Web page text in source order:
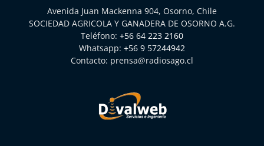
Avenida Juan Mackenna 904, Osorno, Chile
SOCIEDAD AGRICOLA Y GANADERA DE OSORNO A.G.
Teléfono: +56 64 223 2160
Whatsapp: +56 9 57244942
Contacto: prensa@radiosago.cl